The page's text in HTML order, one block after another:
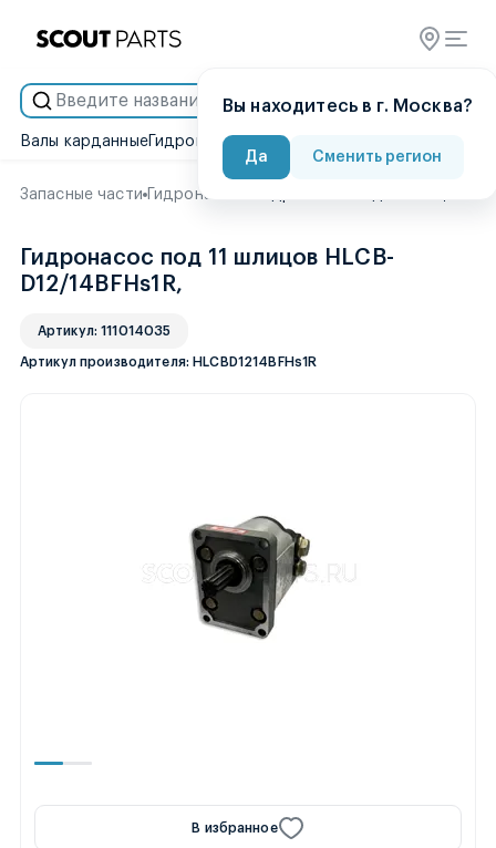
Вы находитесь в г. Москва?
Да Сменить регион
Умный подбор
Валы карданныеГидронасосы Гидроцилиндры
Запасные части Гидронасосы
Гидронасос под 11 шлицов HLCB-
D12/14BFHs1R,
Артикул: 111014035
Артикул производителя: HLCBD1214BFHs1R
В избранное